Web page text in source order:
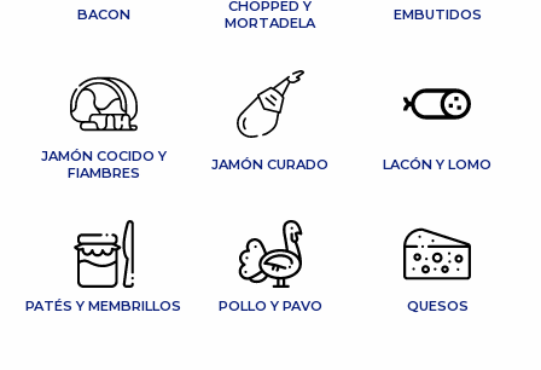
BACON
CHOPPED Y
MORTADELA
EMBUTIDOS
JAMÓN COCIDO Y
FIAMBRES
JAMÓN CURADO LACÓN Y LOMO
PATÉS Y MEMBRILLOS POLLO Y PAVO QUESOS